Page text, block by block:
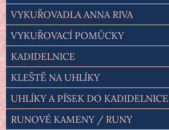
VYKUŘOVADLA ANNA RIVA
VYKUŘOVACÍ POMŮCKY
KADIDELNICE
KLEŠTĚ NA UHLÍKY
UHLÍKY A PÍSEK DO KADIDELNICE
RUNOVÉ KAMENY / RUNY